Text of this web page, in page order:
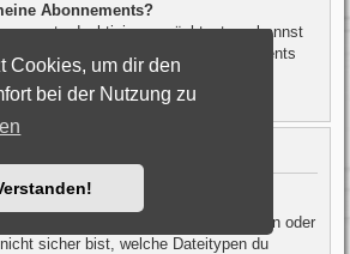
Cookies, um dir den
bei der Nutzung zu
Abonnements?
deaktivieren möchtest, so kannst
Bereich unter „Einstieg“ – „Abonnements
sind in diesem Forum zulässig?
kann bestimmte Dateitypen zulassen oder
sicher bist, welche Dateitypen du